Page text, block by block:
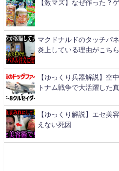
【激マズ】なぜ作った？
マクドナルドのタッチパ
炎上している理由がこち
【ゆっくり兵器解説】空
トナム戦争で大活躍した
【ゆっくり解説】エセ美
えない死因